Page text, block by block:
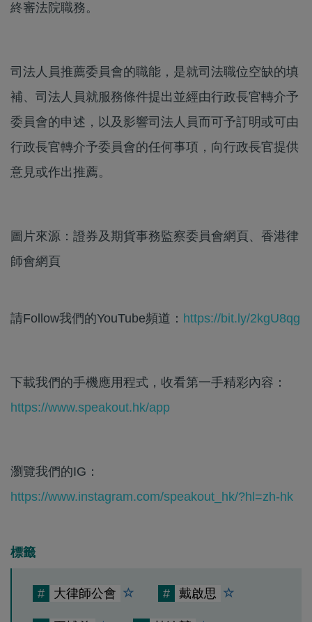
終審法院職務。
司法人員推薦委員會的職能，是就司法職位空缺的填
補、司法人員就服務條件提出並經由行政長官轉介予
委員會的申述，以及影響司法人員而可予訂明或可由
行政長官轉介予委員會的任何事項，向行政長官提供
意見或作出推薦。
圖片來源：證券及期貨事務監察委員會網頁、香港律
師會網頁
請Follow我們的YouTube頻道： https://bit.ly/2kgU8qg
下載我們的手機應用程式，收看第一手精彩內容：
https://www.speakout.hk/app
瀏覽我們的IG：
https://www.instagram.com/speakout_hk/?hl=zh-hk
標籤
# 大律師公會 # 戴啟思